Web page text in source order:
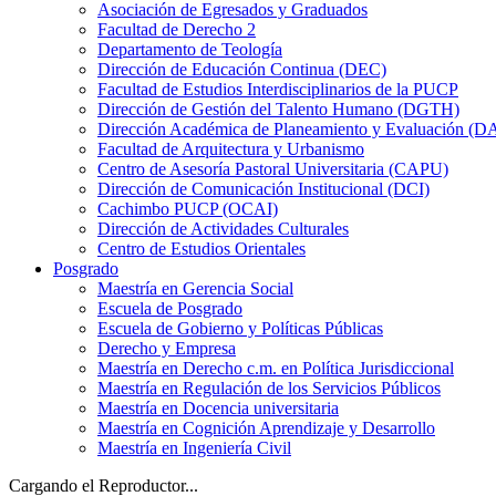
Asociación de Egresados y Graduados
Facultad de Derecho 2
Departamento de Teología
Dirección de Educación Continua (DEC)
Facultad de Estudios Interdisciplinarios de la PUCP
Dirección de Gestión del Talento Humano (DGTH)
Dirección Académica de Planeamiento y Evaluación
Facultad de Arquitectura y Urbanismo
Centro de Asesoría Pastoral Universitaria (CAPU)
Dirección de Comunicación Institucional (DCI)
Cachimbo PUCP (OCAI)
Dirección de Actividades Culturales
Centro de Estudios Orientales
Posgrado
Maestría en Gerencia Social
Escuela de Posgrado
Escuela de Gobierno y Políticas Públicas
Derecho y Empresa
Maestría en Derecho c.m. en Política Jurisdiccional
Maestría en Regulación de los Servicios Públicos
Maestría en Docencia universitaria
Maestría en Cognición Aprendizaje y Desarrollo
Maestría en Ingeniería Civil
Cargando el Reproductor...